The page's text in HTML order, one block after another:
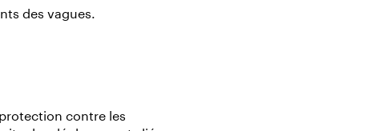
des vagues.
contre les